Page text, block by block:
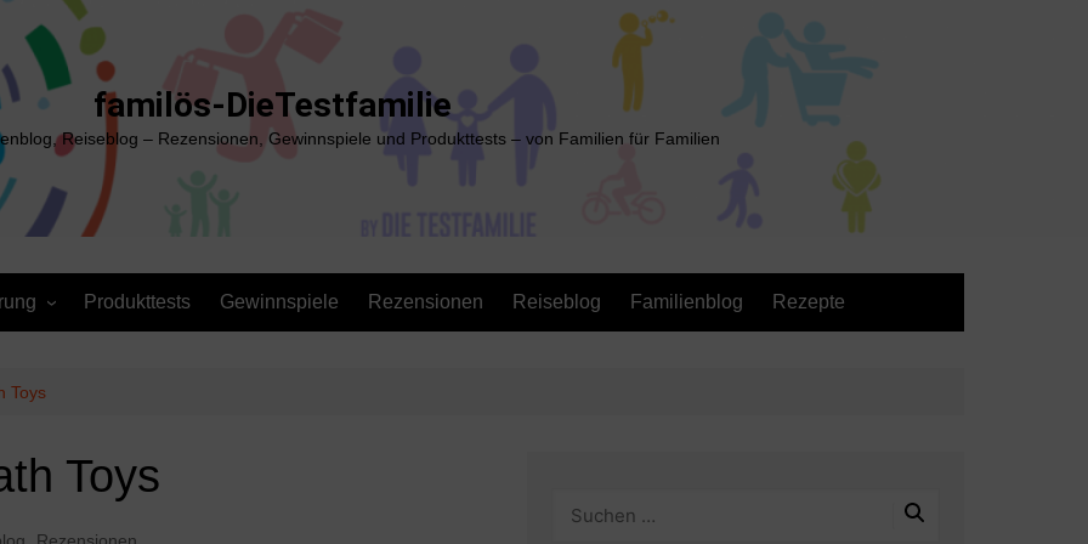
familös-DieTestfamilie
Reiseblog – Rezensionen, Gewinnspiele und Produkttests – von Familien für Familien
Produkttests Gewinnspiele Rezensionen Reiseblog Familienblog Rezepte
Toys
Toys